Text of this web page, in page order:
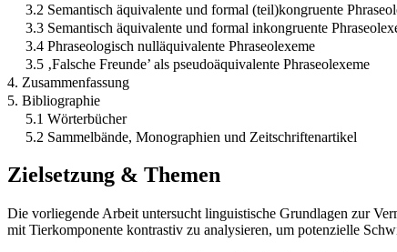
3.2 Semantisch äquivalente und formal (teil)kongruente
3.3 Semantisch äquivalente und formal inkongruente
3.4 Phraseologisch nulläquivalente Phraseolexeme
3.5 ‚Falsche Freunde’ als pseudoäquivalente Phraseolexeme
4. Zusammenfassung
5. Bibliographie
5.1 Wörterbücher
5.2 Sammelbände, Monographien und Zeitschriftenartikel
Zielsetzung & Themen
Die vorliegende Arbeit untersucht linguistische Grundlagen zur
mit Tierkomponente kontrastiv zu analysieren, um potenzielle